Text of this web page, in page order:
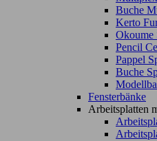
Buche
Kerto
Okoume
Pencil
Pappel
Buche
Fensterbänke
Arbeitsplatten